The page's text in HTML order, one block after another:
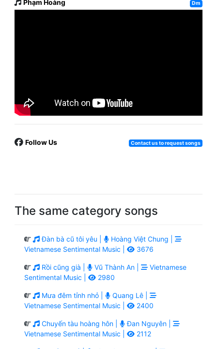
Phạm Hoàng Dm
Follow Us Contact us to request songs
The same category songs
Đàn bà cũ tôi yêu |
Hoàng Việt Chung |
Vietnamese Sentimental Music |
3676
Rồi cũng già | Vũ Thành An |
Vietnamese
Sentimental Music |
2980
Mưa đêm tỉnh nhỏ |
Quang Lê |
Vietnamese Sentimental Music |
2400
Chuyến tàu hoàng hôn |
Đan Nguyên |
Vietnamese Sentimental Music |
2112